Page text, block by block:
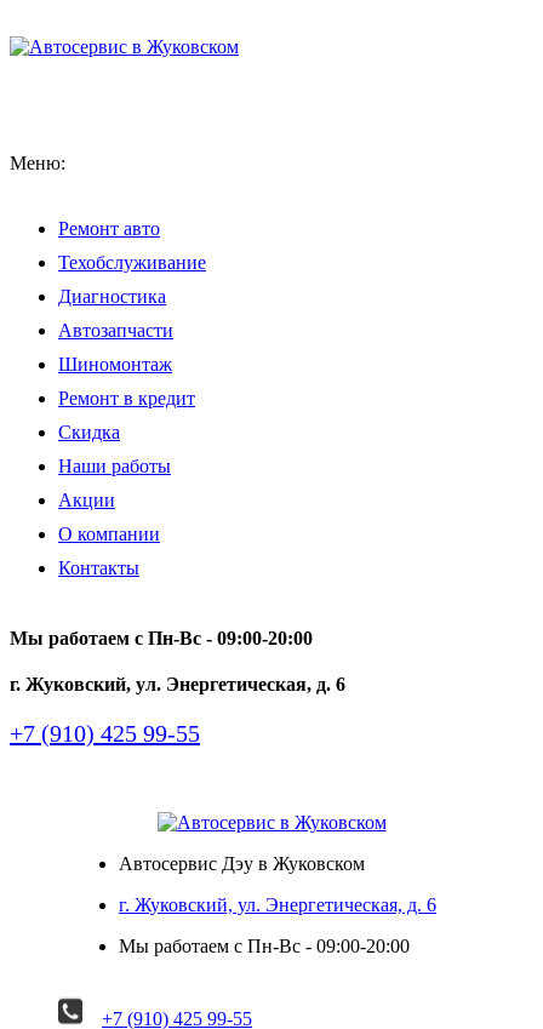
Меню:
Ремонт авто
Техобслуживание
Диагностика
Автозапчасти
Шиномонтаж
Ремонт в кредит
Скидка
Наши работы
Акции
О компании
Контакты
Мы работаем с Пн-Вc - 09:00-20:00
г. Жуковский, ул. Энергетическая, д. 6
+7 (910) 425 99-55
Автосервис Дэу в Жуковском
г. Жуковский, ул. Энергетическая, д. 6
Мы работаем с Пн-Вc - 09:00-20:00
+7 (910) 425 99-55